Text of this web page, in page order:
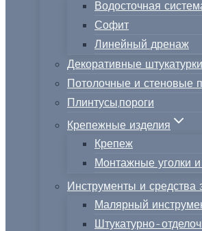
Водосточная
Софит
Линейный дренаж
Декоративные штукатурки
Потолочные и стеновые
Плинтусы,пороги
Крепежные изделия
Крепеж
Монтажные уголки
Инструменты и средства
Малярный
Штукатурно-